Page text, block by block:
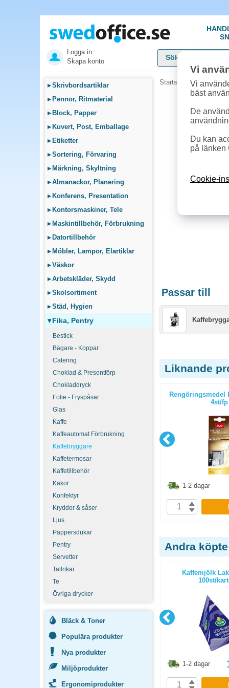
Logga in
Skapa konto
▸Skrivbordsartiklar
▸ Pennor, Ritmaterial
▸ Block, Papper
▸ Kuvert, Post, Emballage
▸ Etiketter
▸Sortering, Förvaring
▸ Märkning, Skyltning
▸Almanackor, Planering
▸ Konferens, Presentation
▸ Kontorsmaskiner, Tele
▸ Maskintillbehör, Förbrukning
▸ Datortillbehör
▸ Möbler, Lampor, Elartiklar
▸Väskor
▸Arbetskläder, Skydd
▸Skolsortiment
▸Städ, Hygien
▾Fika, Pentry
Bestick
Bägare - Koppar
Catering
Choklad & Presentförp
Chokladdryck
Folie - Fryspåsar
Glas
Kaffe
Kaffeautomat Förbrukning
Kaffebryggare
Kaffetermosar
Kaffetillbehör
Kakor
Konfektyr
Kryddor & såser
Ljus
Pappersdukar
Pentry
Servetter
Tallrikar
Te
Övriga drycker
Bläck & Toner
Populära produkter
Nya produkter
Miljöprodukter
Ergonomiprodukter
Startsida »Fika,
Passar till
Liknande
Kaffebryggare Verona 12 Inox
1-2 dagar
Rengöringsmedel
4st/fp
1-2 dagar
Andra
Kaffefilter 90mm 1000st/fp
1-2 dagar
KÖP
Kaffemjölk
100st/
1-2 dagar
Vi
Vi
bäst
De
Du kan
på länken
Cookie-